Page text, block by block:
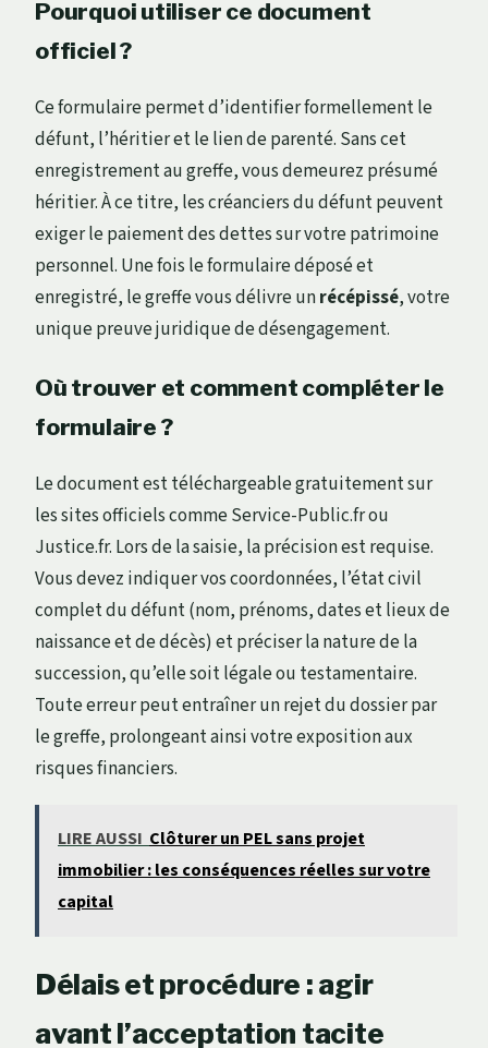
Pourquoi utiliser ce document
officiel ?
Ce formulaire permet d’identifier formellement le
défunt, l’héritier et le lien de parenté. Sans cet
enregistrement au greffe, vous demeurez présumé
héritier. À ce titre, les créanciers du défunt peuvent
exiger le paiement des dettes sur votre patrimoine
personnel. Une fois le formulaire déposé et
enregistré, le greffe vous délivre unrécépissé, votre
unique preuve juridique de désengagement.
Où trouver et comment compléter le
formulaire ?
Le document est téléchargeable gratuitement sur
les sites officiels comme Service-Public.fr ou
Justice.fr. Lors de la saisie, la précision est requise.
Vous devez indiquer vos coordonnées, l’état civil
complet du défunt (nom, prénoms, dates et lieux de
naissance et de décès) et préciser la nature de la
succession, qu’elle soit légale ou testamentaire.
Toute erreur peut entraîner un rejet du dossier par
le greffe, prolongeant ainsi votre exposition aux
risques financiers.
LIRE AUSSI Clôturer un PEL sans projet
immobilier : les conséquences réelles sur votre
capital
Délais et procédure : agir
avant l’acceptation tacite